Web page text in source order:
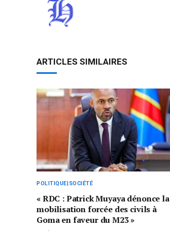
ARTICLES SIMILAIRES
POLITIQUE|SOCIÉTÉ
« RDC : Patrick Muyaya dénonce la
mobilisation forcée des civils à
Goma en faveur du M23 »